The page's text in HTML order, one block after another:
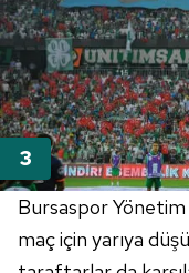
Bursaspor
maç için yarıya